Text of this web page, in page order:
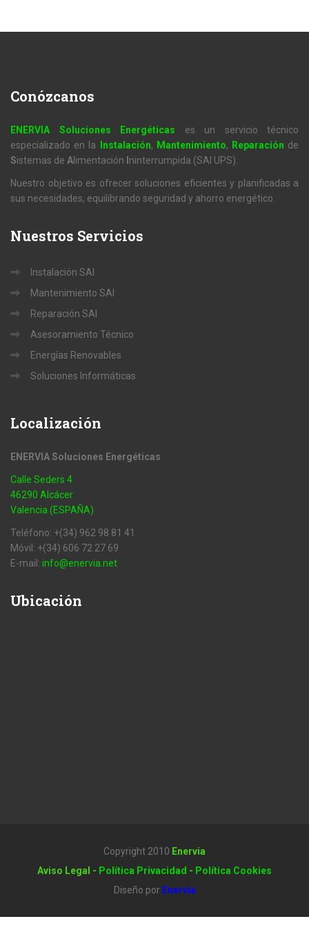
Conózcanos
ENERVIA Soluciones Energéticas es un servicio técnico
especializado en la
Instalación, Mantenimiento, Reparación de
Sistemas de A limentación ninterrumpida (SAI UPS).
Nuestro objetivo es ofrecer soluciones eficientes y planificadas a
sus necesidades, equilibrando seguridad y ahorro energético.
Nuestros Servicios
Instalación SAI
Mantenimiento SAI
Reparación SAI
Asesoramiento Técnico
Energías Renovables
Soluciones Informáticas
Localización
ENERVIA Soluciones Energéticas
Calle Seders 4
46290 Alcácer
Valencia (ESPAÑA)
Teléfono: +(34) 962 98 81 41
Móvil: +(34) 606 72 27 69
E-mail: info@enervia.net
Ubicación
Copyright 2010 Enervia
Aviso Legal - Política Privacidad - Política Cookies
Diseño por Enervia